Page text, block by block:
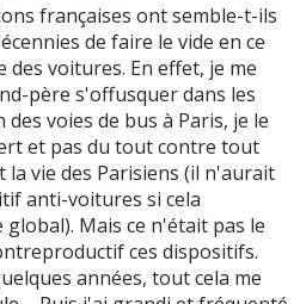
françaises ont semble-t-ils
de faire le vide en ce
voitures. En effet, je me
père s'offusquer dans les
voies de bus à Paris, je le
et pas du tout contre tout
vie des Parisiens (il n'aurait
anti-voitures si cela
Mais ce n'était pas le
ces dispositifs.
années, tout cela me